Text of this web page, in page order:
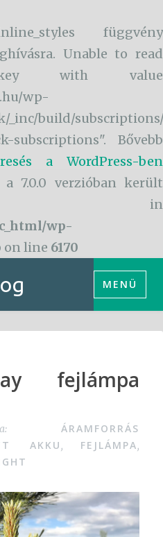
függvény
Unable to read
with value
wp-
build/
subscriptions". Bővebb
a WordPress-ben
7.0.0 verzióban került
in
wp-
on line 6170
MENÜ
fejlámpa
ÁRAMFORRÁS
AKKU, FEJLÁMPA,